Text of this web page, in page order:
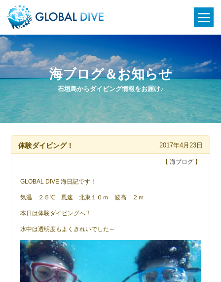
石垣島からダイビング情報をお届け♪
海ブログ＆お知らせ
体験ダイビング！ 2017年4月23日
【 海ブログ】
GLOBAL DIVE 海日記です！
気温 ２５℃ 風速 北東１０ｍ 波高 ２ｍ
本日は体験ダイビングへ！
水中は透明度もよくきれいでした～